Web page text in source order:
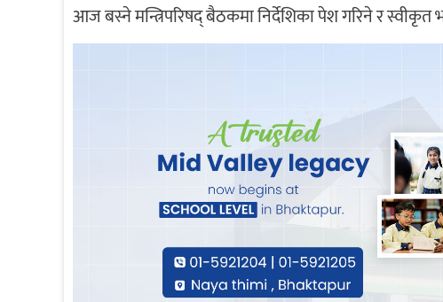
आज बस्ने मन्त्रिपरिषद् बैठकमा निर्देशिका पेश गरिने र स्वीकृत